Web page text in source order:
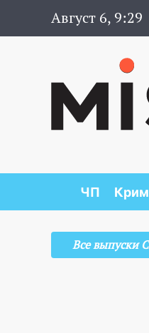
Август 6, 9:29
ЧП
Все выпуски